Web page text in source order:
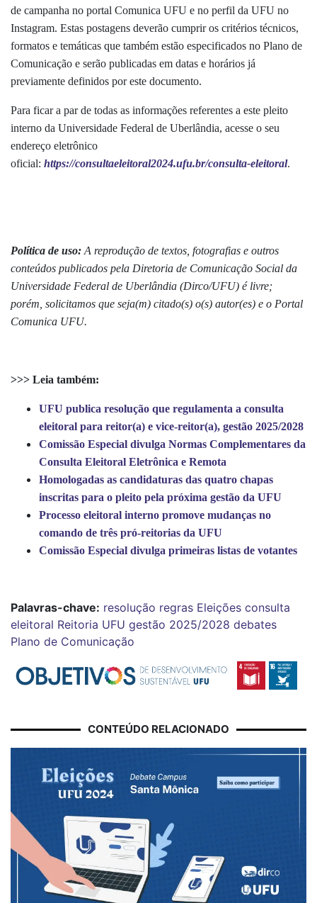
de campanha no portal Comunica UFU e no perfil da UFU no
Instagram. Estas postagens deverão cumprir os critérios técnicos,
formatos e temáticas que também estão especificados no Plano de
Comunicação e serão publicadas em datas e horários já
previamente definidos por este documento.
Para ficar a par de todas as informações referentes a este pleito
interno da Universidade Federal de Uberlândia, acesse o seu
endereço eletrônico
oficial: https://consultaeleitoral2024.ufu.br/consulta-eleitoral.
Política de uso: A reprodução de textos, fotografias e outros
conteúdos publicados pela Diretoria de Comunicação Social da
Universidade Federal de Uberlândia (Dirco/UFU) é livre;
porém, solicitamos que seja(m) citado(s) o(s) autor(es) e o Portal
Comunica UFU.
>>> Leia também:
UFU publica resolução que regulamenta a consulta
eleitoral para reitor(a) e vice-reitor(a), gestão 2025/2028
Comissão Especial divulga Normas Complementares da
Consulta Eleitoral Eletrônica e Remota
Homologadas as candidaturas das quatro chapas
inscritas para o pleito pela próxima gestão da UFU
Processo eleitoral interno promove mudanças no
comando de três pró-reitorias da UFU
Comissão Especial divulga primeiras listas de votantes
Palavras-chave: resolução regras Eleições consulta
eleitoral Reitoria UFU gestão 2025/2028 debates
Plano de Comunicação
CONTEÚDO RELACIONADO